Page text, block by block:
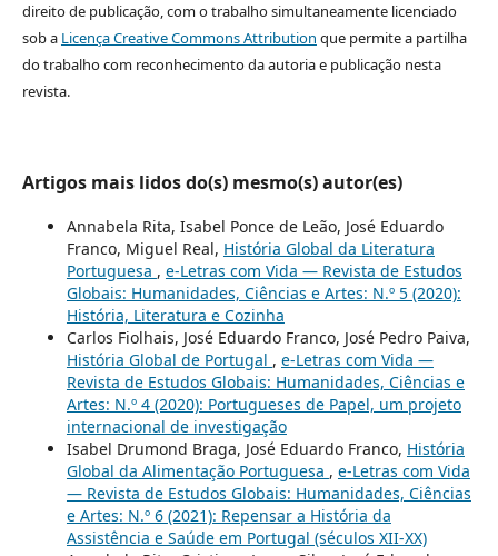
direito de publicação, com o trabalho simultaneamente licenciado
sob a Licença Creative Commons Attribution que permite a partilha
do trabalho com reconhecimento da autoria e publicação nesta
revista.
Artigos mais lidos do(s) mesmo(s) autor(es)
Annabela Rita, Isabel Ponce de Leão, José Eduardo
Franco, Miguel Real, História Global da Literatura
Portuguesa , e-Letras com Vida — Revista de Estudos
Globais: Humanidades, Ciências e Artes: N.º 5 (2020):
História, Literatura e Cozinha
Carlos Fiolhais, José Eduardo Franco, José Pedro Paiva,
História Global de Portugal , e-Letras com Vida —
Revista de Estudos Globais: Humanidades, Ciências e
Artes: N.º 4 (2020): Portugueses de Papel, um projeto
internacional de investigação
Isabel Drumond Braga, José Eduardo Franco, História
Global da Alimentação Portuguesa , e-Letras com Vida
— Revista de Estudos Globais: Humanidades, Ciências
e Artes: N.º 6 (2021): Repensar a História da
Assistência e Saúde em Portugal (séculos XII-XX)